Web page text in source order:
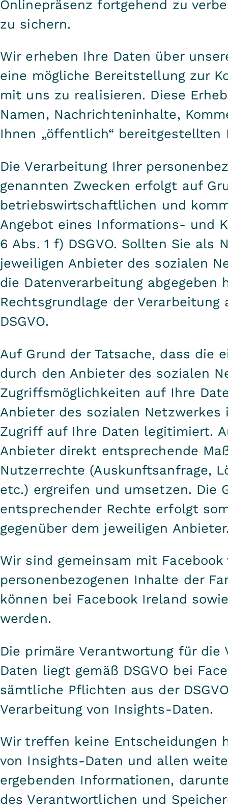
Onlinepräsenz fortgehend zu
zu sichern.
Wir erheben Ihre Daten über
eine mögliche Bereitstellung zur
mit uns zu realisieren. Diese
Namen, Nachrichteninhalte,
Ihnen „öffentlich“ bereitgestellten
Die Verarbeitung Ihrer
genannten Zwecken erfolgt auf
betriebswirtschaftlichen und
Angebot eines Informations- und
6 Abs. 1 f) DSGVO. Sollten Sie als
jeweiligen Anbieter des sozialen
die Datenverarbeitung abgegeben
Rechtsgrundlage der Verarbeitung
DSGVO.
Auf Grund der Tatsache, dass die
durch den Anbieter des sozialen
Zugriffsmöglichkeiten auf Ihre
Anbieter des sozialen
Zugriff auf Ihre Daten legitimiert.
Anbieter direkt entsprechende
Nutzerrechte (Auskunftsanfrage,
etc.) ergreifen und umsetzen. Die
entsprechender Rechte erfolgt
gegenüber dem jeweiligen
Wir sind gemeinsam mit
personenbezogenen Inhalte der
können bei Facebook Ireland
werden.
Die primäre Verantwortung für
Daten liegt gemäß DSGVO bei
sämtliche Pflichten aus der
Verarbeitung von Insights-Daten.
Wir treffen keine Entscheidungen
von Insights-Daten und allen
ergebenden Informationen,
des Verantwortlichen und